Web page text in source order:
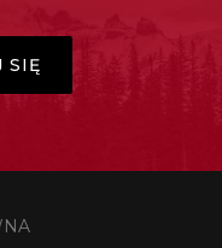
SIĘ